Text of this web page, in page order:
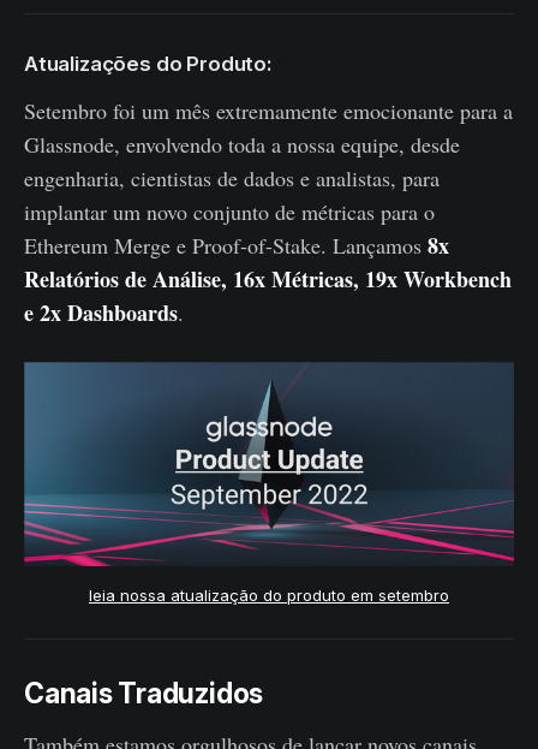
Atualizações do Produto:
Setembro foi um mês extremamente emocionante para a
Glassnode, envolvendo toda a nossa equipe, desde
engenharia, cientistas de dados e analistas, para
implantar um novo conjunto de métricas para o
Ethereum Merge e Proof-of-Stake. Lançamos 8x
Relatórios de Análise, 16x Métricas, 19x Workbench
e 2x Dashboards.
leia nossa atualização do produto em setembro
Canais Traduzidos